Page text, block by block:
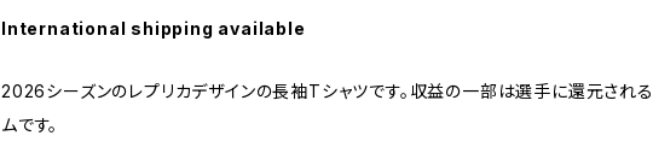
International shipping available
2026シーズンのレプリカデザインの長袖Tシャツです。収益の一部は選手に還元され
ムです。